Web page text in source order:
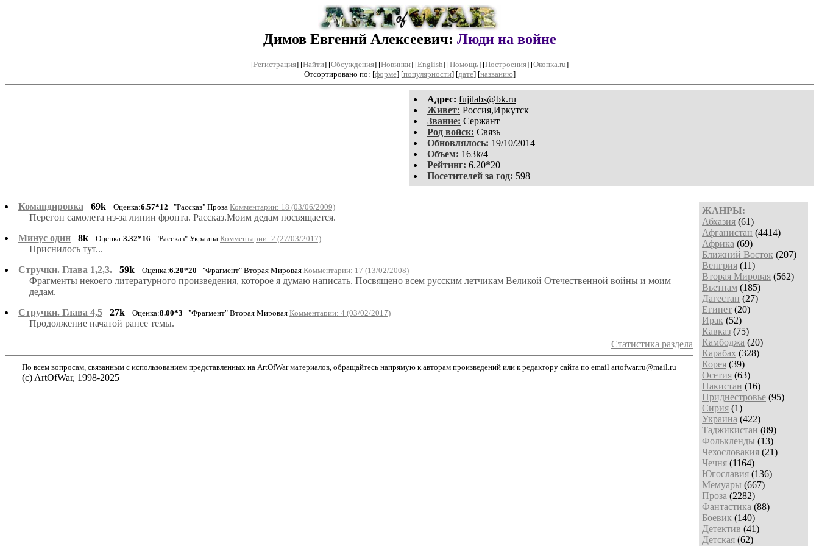
Димов Евгений Алексеевич: Люди на войне
[Регистрация] [Найти] [Обсуждения] [Новинки] [English] [Помощь] [Построения] [Окопка.ru]
Отсортировано по: [форме] [популярности] [дате] [названию]
Aдpeс: fujilabs@bk.ru
Живет: Россия,Иркутск
Звание: Сержант
Род войск: Связь
Обновлялось: 19/10/2014
Объем: 163k/4
Рейтинг: 6.20*20
Посетителей за год: 598
ЖАНРЫ:
Абхазия (61)
Афганистан (4414)
Африка (69)
Ближний Восток (207)
Венгрия (11)
Вторая Мировая (562)
Вьетнам (185)
Дагестан (27)
Египет (20)
Ирак (52)
Кавказ (75)
Камбоджа (20)
Карабах (328)
Корея (39)
Осетия (63)
Пакистан (16)
Приднестровье (95)
Сирия (1)
Украина (422)
Таджикистан (89)
Фолькленды (13)
Чехословакия (21)
Чечня (1164)
Югославия (136)
Мемуары (667)
Проза (2282)
Фантастика (88)
Боевик (140)
Детектив (41)
Детская (62)
Командировка 69k Оценка:6.57*12 "Рассказ" Проза Комментарии: 18 (03/06/2009)
Перегон самолета из-за линии фронта. Рассказ.Моим дедам посвящается.
Минус один
8k Оценка:3.32*16 "Рассказ" Украина Комментарии: 2 (27/03/2017)
Приснилось тут...
Стручки. Глава 1,2,3.
59k Оценка:6.20*20 "Фрагмент" Вторая Мировая Комментарии: 17 (13/02/2008)
Фрагменты некоего литературного произведения, которое я думаю написать. Посвящено всем русским летчикам Великой Отечественной войны и моим
дедам.
Стручки. Глава 4,5
27k Оценка:8.00*3 "Фрагмент" Вторая Мировая Комментарии: 4 (03/02/2017)
Продолжение начатой ранее темы.
Статистика раздела
По всем вопросам, связанным с использованием представленных на ArtOfWar материалов, обращайтесь напрямую к авторам произведений или к редактору сайта по email artofwar.ru@mail.ru
(с) ArtOfWar, 1998-2025